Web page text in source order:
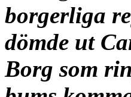
borgerliga
dömde ut
Borg som